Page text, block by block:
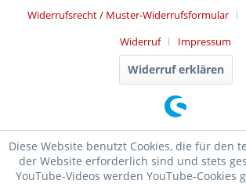
Widerrufsrecht / Muster-Widerrufsformular
Widerruf
Impressum
Widerruf erklären
Diese Website benutzt Cookies, die für den
der Website erforderlich sind und stets
YouTube-Videos werden YouTube-Cookies